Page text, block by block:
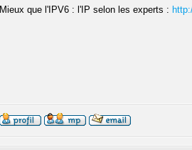
Mieux que l'IPV6 : l'IP selon les experts :